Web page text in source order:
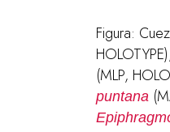
Figura:
(MLP,
puntana